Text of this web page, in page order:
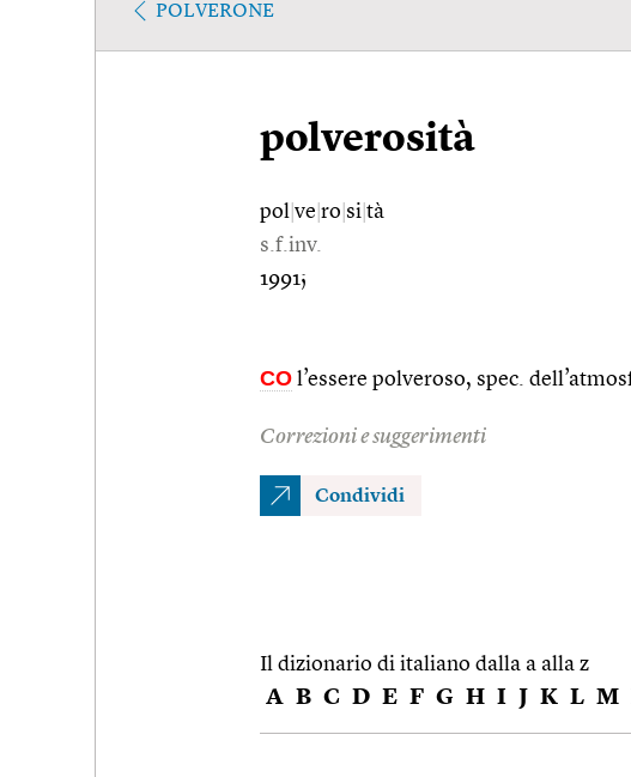
POLVERONE
polverosità
pol ve ro si tà
s.f.inv.
1991;
CO l’essere polveroso, spec.
Correzioni e suggerimenti
Condividi
Il dizionario di italiano dalla a alla z
A B C D E F G H I J K L M